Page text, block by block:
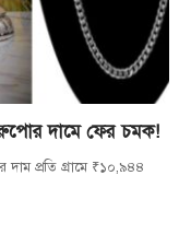
দামে ফের চমক!
প্রতি গ্রামে ₹১০,৯৪৪